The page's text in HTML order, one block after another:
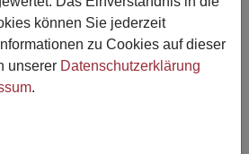
nach
des Statistischen
etwas mehr als
damit im Vergleich zum Vorjahr
können Sie jederzeit
zu Cookies auf dieser
unserer Datenschutzerklärung
.